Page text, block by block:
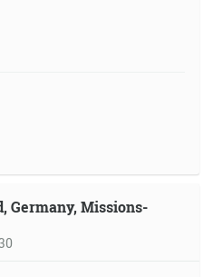
Germany, Missions-